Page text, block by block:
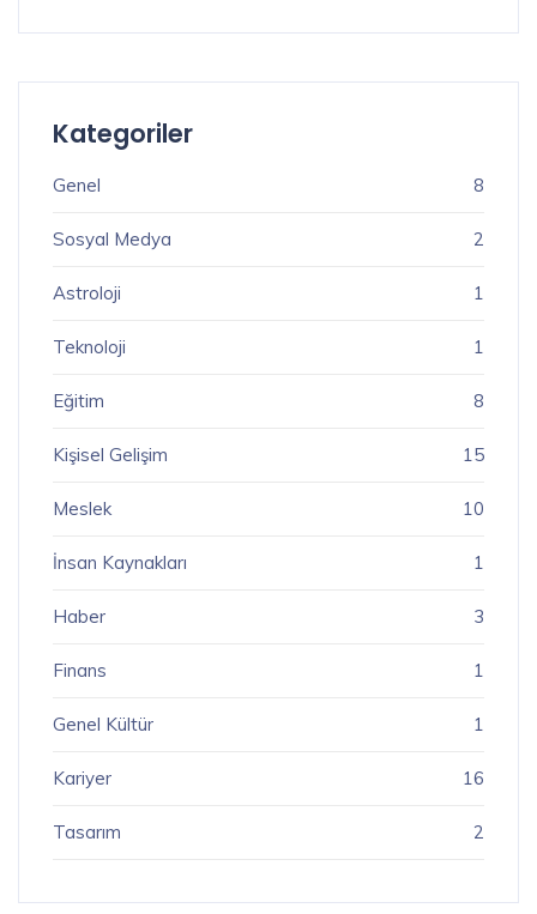
Kategoriler
Genel 8
Sosyal Medya 2
Astroloji 1
Teknoloji 1
Eğitim 8
Kişisel Gelişim 15
Meslek 10
İnsan Kaynakları 1
Haber 3
Finans 1
Genel Kültür 1
Kariyer 16
Tasarım 2